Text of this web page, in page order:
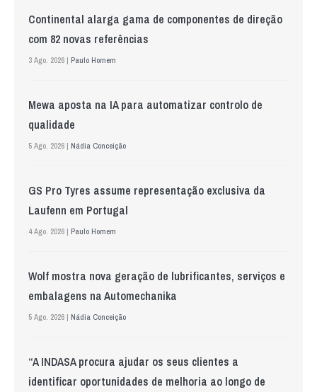
Continental alarga gama de componentes de direção
com 82 novas referências
3 Ago. 2026 | Paulo Homem
Mewa aposta na IA para automatizar controlo de
qualidade
5 Ago. 2026 | Nádia Conceição
GS Pro Tyres assume representação exclusiva da
Laufenn em Portugal
4 Ago. 2026 | Paulo Homem
Wolf mostra nova geração de lubrificantes, serviços e
embalagens na Automechanika
5 Ago. 2026 | Nádia Conceição
“A INDASA procura ajudar os seus clientes a
identificar oportunidades de melhoria ao longo de